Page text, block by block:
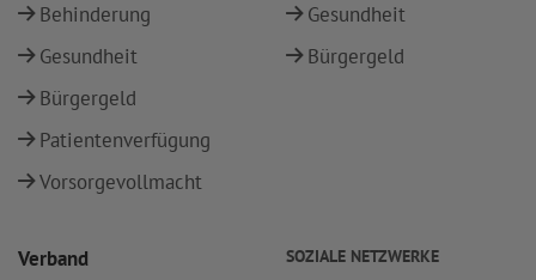
Behinderung
Gesundheit
Bürgergeld
Patientenverfügung
Vorsorgevollmacht
Gesundheit
Bürgergeld
Verband SOZIALE NETZWERKE